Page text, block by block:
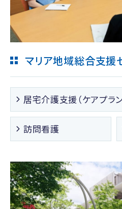
マリア地域総合支援
居宅介護支援（ケアプラン
訪問看護